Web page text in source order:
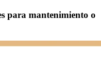
para mantenimiento o